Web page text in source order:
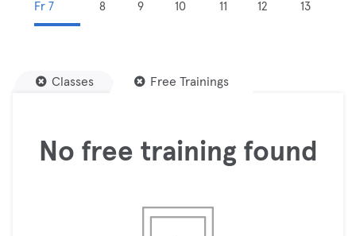
Fr 7
8
9
10
11
12
13
Classes Free Trainings
No free training found